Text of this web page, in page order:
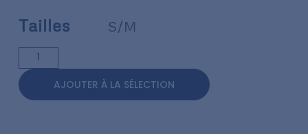
Tailles S/M
AJOUTER À LA SÉLECTION